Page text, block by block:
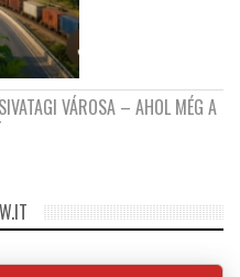
VÁROSA – AHOL MÉG A